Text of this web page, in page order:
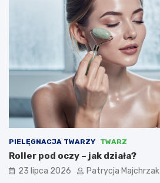
PIELĘGNACJA TWARZY TWARZ
Roller pod oczy – jak działa?
23 lipca 2026 Patrycja Majchrzak